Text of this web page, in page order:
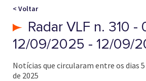
< Voltar
Radar VLF n. 310 -
12/09/2025 - 12/09/
Notícias que circularam entre os dias
de 2025